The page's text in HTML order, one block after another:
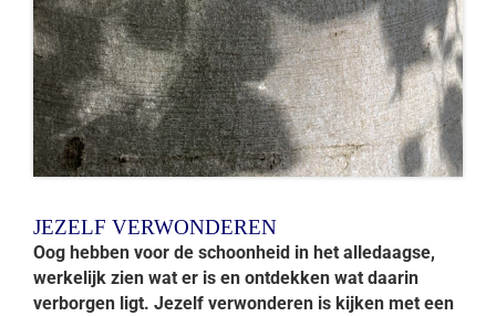
JEZELF VERWONDEREN
Oog hebben voor de schoonheid in het alledaagse,
werkelijk zien wat er is en ontdekken wat daarin
verborgen ligt. Jezelf verwonderen is kijken met een